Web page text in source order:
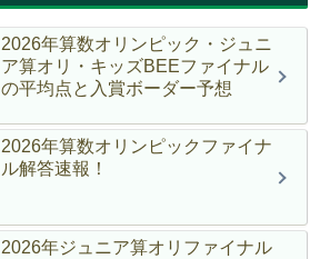
2026年算数オリンピック・ジュニ
ア算オリ・キッズBEEファイナル
の平均点と入賞ボーダー予想
2026年算数オリンピックファイナ
ル解答速報！
2026年ジュニア算オリファイナル